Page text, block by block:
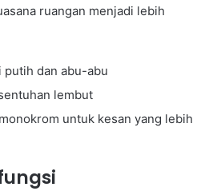
ruangan menjadi lebih
dan abu-abu
lembut
untuk kesan yang lebih